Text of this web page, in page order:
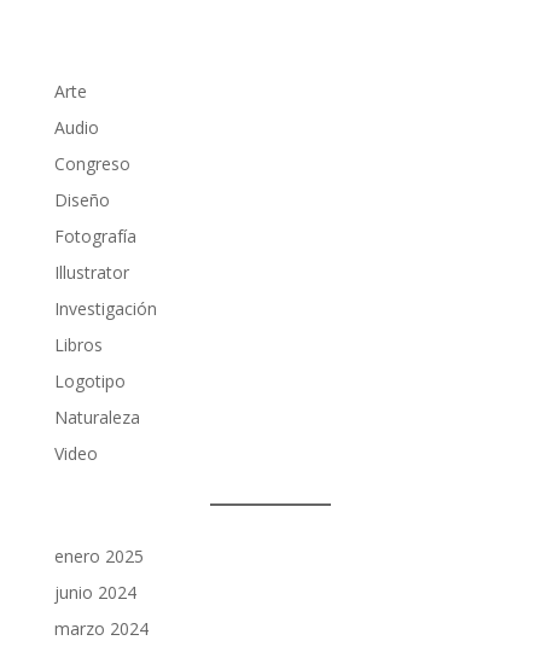
Arte
Audio
Congreso
Diseño
Fotografía
Illustrator
Investigación
Libros
Logotipo
Naturaleza
Video
enero 2025
junio 2024
marzo 2024